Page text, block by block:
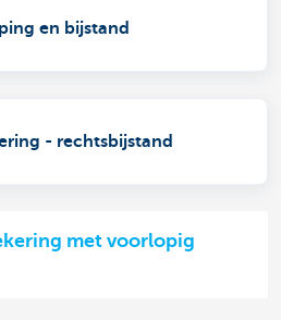
en bijstand
- rechtsbijstand
met voorlopig